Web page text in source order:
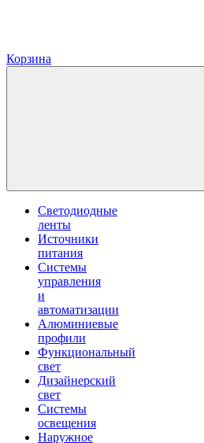
Корзина
Светодиодные
ленты
Источники
питания
Системы
управления
и
автоматизации
Алюминиевые
профили
Функциональный
свет
Дизайнерский
свет
Системы
освещения
Наружное